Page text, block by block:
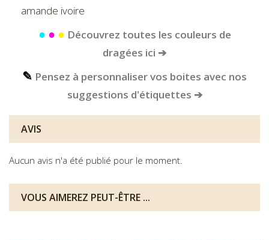
amande ivoire
● ● ● Découvrez toutes les couleurs de
dragées ici ➔
✎ Pensez à personnaliser vos boites avec nos
suggestions d'étiquettes ➔
AVIS
Aucun avis n'a été publié pour le moment.
VOUS AIMEREZ PEUT-ÊTRE ...